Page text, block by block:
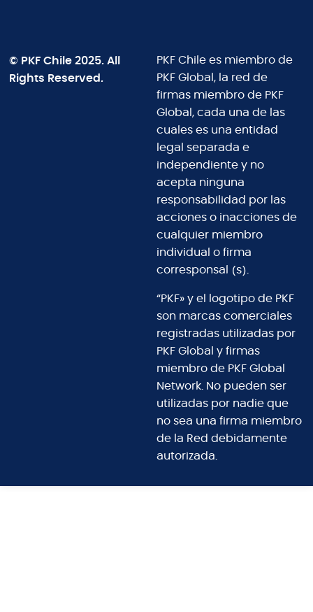
© PKF Chile 2025. All
Rights Reserved.
PKF Chile es miembro de
PKF Global, la red de
firmas miembro de PKF
Global, cada una de las
cuales es una entidad
legal separada e
independiente y no
acepta ninguna
responsabilidad por las
acciones o inacciones de
cualquier miembro
individual o firma
corresponsal (s).
“PKF» y el logotipo de PKF
son marcas comerciales
registradas utilizadas por
PKF Global y firmas
miembro de PKF Global
Network. No pueden ser
utilizadas por nadie que
no sea una firma miembro
de la Red debidamente
autorizada.